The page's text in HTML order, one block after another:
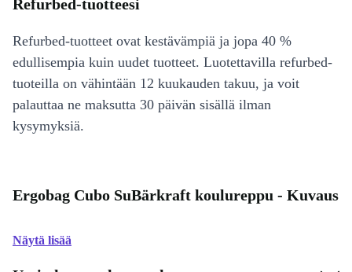
Refurbed-tuotteesi
Refurbed-tuotteet ovat kestävämpiä ja jopa 40 %
edullisempia kuin uudet tuotteet. Luotettavilla refurbed-
tuoteilla on vähintään 12 kuukauden takuu, ja voit
palauttaa ne maksutta 30 päivän sisällä ilman
kysymyksiä.
Ergobag Cubo SuBärkraft koulureppu - Kuvaus
Näytä lisää